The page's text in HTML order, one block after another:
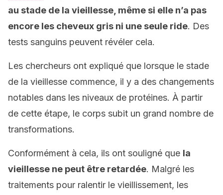
au stade de la vieillesse, même si elle n’a pas
encore les cheveux gris ni une seule ride. Des
tests sanguins peuvent révéler cela.
Les chercheurs ont expliqué que lorsque le stade
de la vieillesse commence, il y a des changements
notables dans les niveaux de protéines. À partir
de cette étape, le corps subit un grand nombre de
transformations.
Conformément à cela, ils ont souligné que la
vieillesse ne peut être retardée. Malgré les
traitements pour ralentir le vieillissement, les